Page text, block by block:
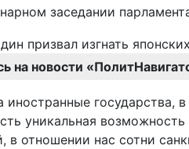
заседании
на новости
государства,
уникальная
в отношении нас сотни